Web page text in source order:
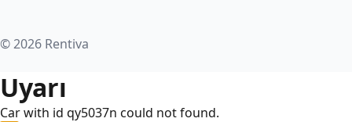
© 2026 Rentiva
Uyarı
Car with id qy5037n could not found.